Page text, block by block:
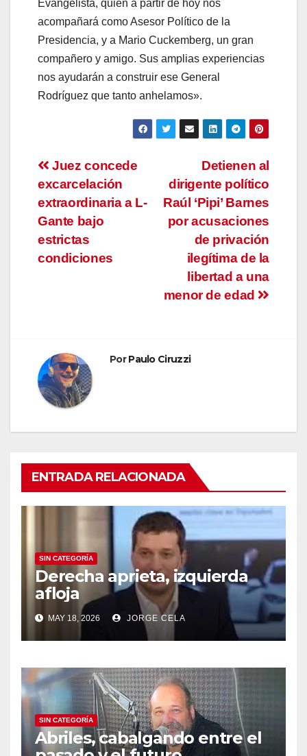
Evangelista, quien a partir de hoy nos
acompañará como Asesor Político de la
Presidencia, y a Mario Cuckemberg, un gran
compañero y amigo. Sus amplias experiencias
nos ayudarán a construir ese General
Rodríguez que tanto anhelamos».
Navegación
de
entradas
Detienen al
dirigente político
Raúl ‘Pipi’ Barnes
por acusaciones
de privación
ilegítima de la
libertad a una
menor de edad
Juez concede
excarcelación
extraordinaria a L-
Gante bajo
estrictas
condiciones
PorPaulo Ciruzzi
ENTRADA RELACIONADA
SIN CATEGORÍA
Derecha aprieta, izquierda
afloja
MAY 18, 2026 JORGE CELA
SIN CATEGORÍA
Abriles, cabalgando entre el